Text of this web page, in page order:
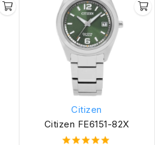
Citizen
Citizen FE6151-82X